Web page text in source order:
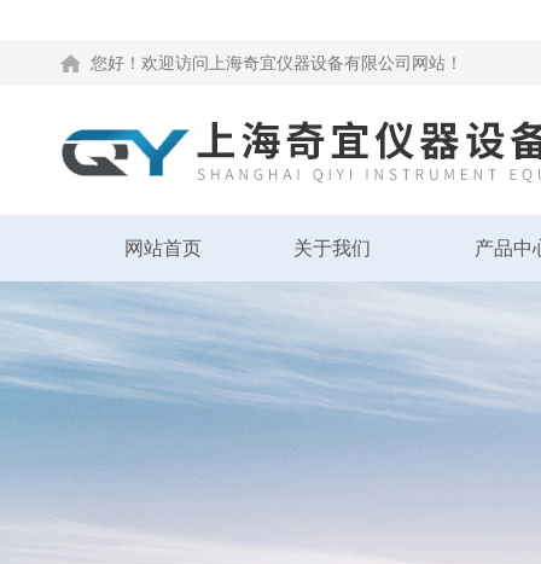
您好！欢迎访问上海奇宜仪器设备有限公司网站！
网站首页 关于我们 产品中